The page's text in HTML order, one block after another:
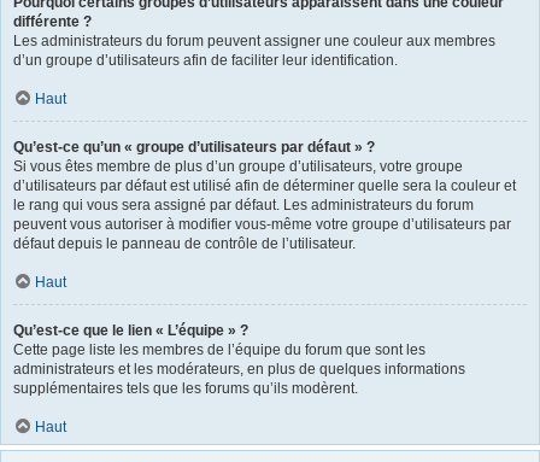
différente ?
Les administrateurs du forum peuvent assigner une couleur aux membres
d’un groupe d’utilisateurs afin de faciliter leur identification.
Haut
Qu’est-ce qu’un « groupe d’utilisateurs par défaut » ?
Si vous êtes membre de plus d’un groupe d’utilisateurs, votre groupe
d’utilisateurs par défaut est utilisé afin de déterminer quelle sera la couleur et
le rang qui vous sera assigné par défaut. Les administrateurs du forum
peuvent vous autoriser à modifier vous-même votre groupe d’utilisateurs par
défaut depuis le panneau de contrôle de l’utilisateur.
Haut
Qu’est-ce que le lien « L’équipe » ?
Cette page liste les membres de l’équipe du forum que sont les
administrateurs et les modérateurs, en plus de quelques informations
supplémentaires tels que les forums qu’ils modèrent.
Haut